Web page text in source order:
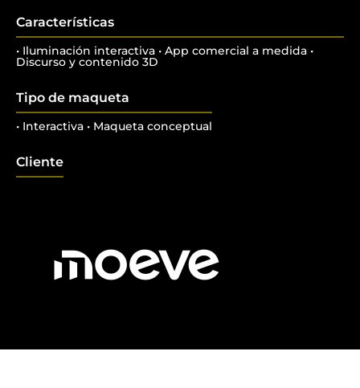
Características
• Iluminación interactiva • App comercial a medida •
Discurso y contenido 3D
Tipo de maqueta
• Interactiva • Maqueta conceptual
Cliente